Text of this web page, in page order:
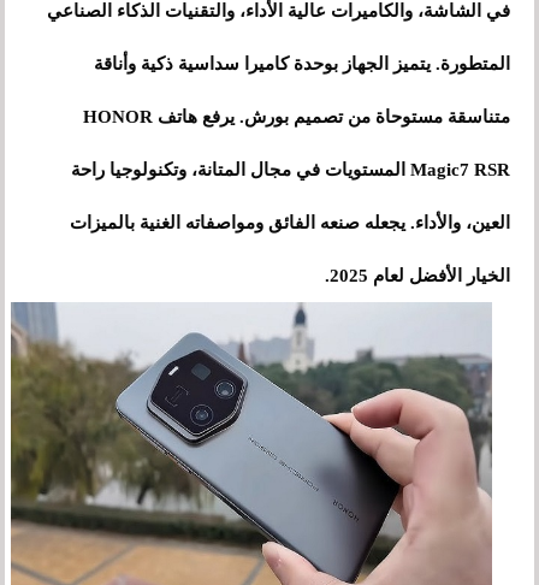
في الشاشة، والكاميرات عالية الأداء، والتقنيات الذكاء الصناعي
المتطورة. يتميز الجهاز بوحدة كاميرا سداسية ذكية وأناقة
متناسقة مستوحاة من تصميم بورش. يرفع هاتف HONOR
Magic7 RSR المستويات في مجال المتانة، وتكنولوجيا راحة
العين، والأداء. يجعله صنعه الفائق ومواصفاته الغنية بالميزات
الخيار الأفضل لعام 2025.